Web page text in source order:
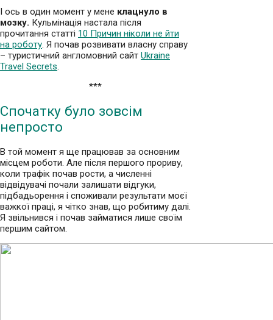
І ось в один момент у мене клацнуло в
мозку. Кульмінація настала після
прочитання статті 10 Причин ніколи не йти
на роботу. Я почав розвивати власну справу
– туристичний англомовний сайт Ukraine
Travel Secrets.
***
Спочатку було зовсім
непросто
В той момент я ще працював за основним
місцем роботи. Але після першого прориву,
коли трафік почав рости, а численні
відвідувачі почали залишати відгуки,
підбадьорення і споживали результати моєї
важкої праці, я чітко знав, що робитиму далі.
Я звільнився і почав займатися лише своїм
першим сайтом.